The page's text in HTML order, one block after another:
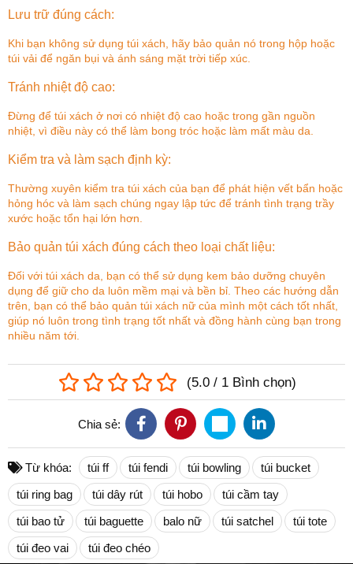
Lưu trữ đúng cách:
Khi bạn không sử dụng túi xách, hãy bảo quản nó trong hộp hoặc
túi vải để ngăn bụi và ánh sáng mặt trời tiếp xúc.
Tránh nhiệt độ cao:
Đừng để túi xách ở nơi có nhiệt độ cao hoặc trong gần nguồn
nhiệt, vì điều này có thể làm bong tróc hoặc làm mất màu da.
Kiểm tra và làm sạch định kỳ:
Thường xuyên kiểm tra túi xách của bạn để phát hiện vết bẩn hoặc
hỏng hóc và làm sạch chúng ngay lập tức để tránh tình trạng trầy
xước hoặc tổn hại lớn hơn.
Bảo quản túi xách đúng cách theo loại chất liệu:
Đối với túi xách da, bạn có thể sử dụng kem bảo dưỡng chuyên
dụng để giữ cho da luôn mềm mại và bền bỉ. Theo các hướng dẫn
trên, bạn có thể bảo quản túi xách nữ của mình một cách tốt nhất,
giúp nó luôn trong tình trạng tốt nhất và đồng hành cùng bạn trong
nhiều năm tới.
(5.0 / 1 Bình chọn)
Chia sẻ:
Từ khóa: túi ff túi fendi túi bowling
túi bucket
túi ring bag
túi dây rút túi hobo
túi cầm tay
túi bao tử
túi baguette balo nữ túi satchel
túi tote
túi đeo vai
túi đeo chéo